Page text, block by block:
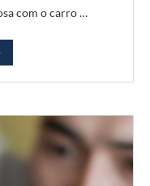
com o carro …